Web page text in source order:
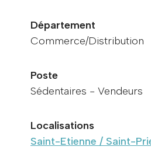
Département
Commerce/Distribution
Poste
Sédentaires - Vendeurs
Localisations
Saint-Etienne / Saint-